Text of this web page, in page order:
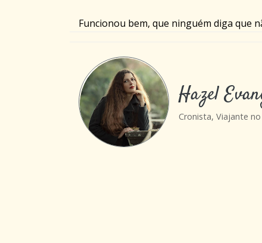
Funcionou bem, que ninguém diga que
Hazel
Cronista, Viajante